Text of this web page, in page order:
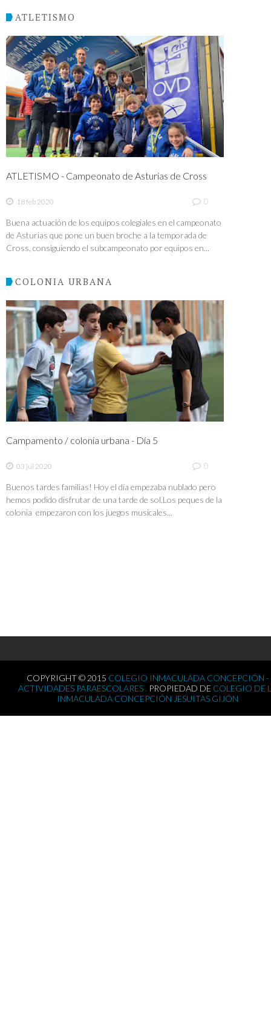
ATLETISMO
ATLETISMO - Campeonato de Asturias de Cross
18 feb 2020 0
Buena actuación de los equipos colegiales en el campeonato
de Asturias que pone un buen broche a la temporada de
Cross, consiguiendo el subcampeonato por equipos en...
COLONIA URBANA
Campamento / colonia urbana - Día 5
03 jul 2020 0
Buenos tardes familias! Hoy el día empezaba nublado pero
hemos podido disfrutar de una tarde de sol.Los peques de la
colonia empezaron con los juegos musicales...
COPYRIGHT © 2015 COLEGIO INMACULADA CONCEPCIÓN -
ACTIVIDADES PARAESCOLARES . PROPIEDAD DE COLEGIO DE
INMACULADA CONCEPCIÓN JESUITAS GIJÓN